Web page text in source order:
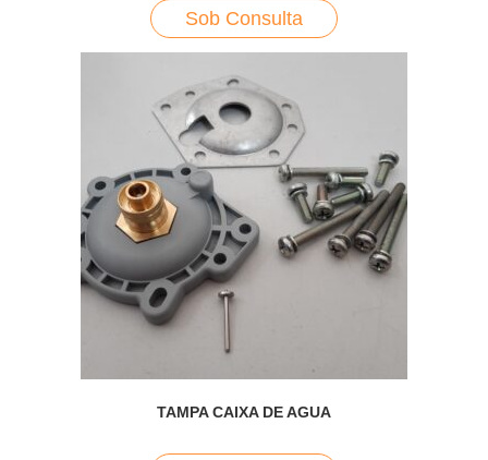
Sob Consulta
TAMPA CAIXA DE AGUA